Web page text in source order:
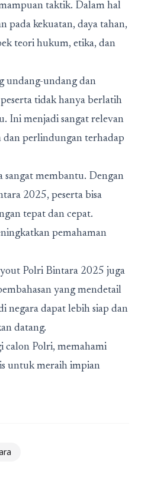
taktik. Dalam hal
pada kekuatan, daya tahan,
teori hukum, etika, dan
undang-undang dan
tidak hanya berlatih
Ini menjadi sangat relevan
dan perlindungan terhadap
sangat membantu. Dengan
2025, peserta bisa
tepat dan cepat.
pemahaman
Polri Bintara 2025 juga
yang mendetail
negara dapat lebih siap dan
datang.
calon Polri, memahami
untuk meraih impian